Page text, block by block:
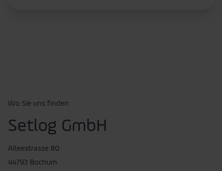
Wo Sie uns finden
Setlog GmbH
Alleestrasse 80
44793 Bochum